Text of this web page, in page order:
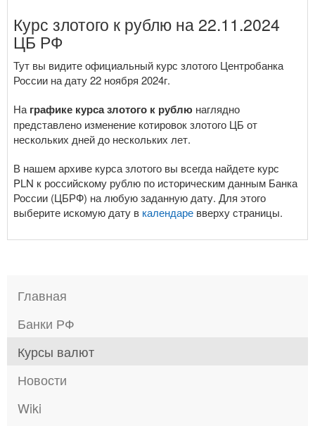
Курс злотого к рублю на 22.11.2024
ЦБ РФ
Тут вы видите официальный курс злотого Центробанка
России на дату 22 ноября 2024г.
На графике курса злотого к рублю наглядно
представлено изменение котировок злотого ЦБ от
нескольких дней до нескольких лет.
В нашем архиве курса злотого вы всегда найдете курс
PLN к российскому рублю по историческим данным Банка
России (ЦБРФ) на любую заданную дату. Для этого
выберите искомую дату в календаре вверху страницы.
Главная
Банки РФ
Курсы валют
Новости
Wiki